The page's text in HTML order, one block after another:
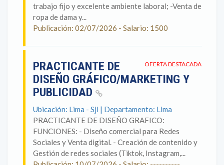
trabajo fijo y excelente ambiente laboral; -Venta de
ropa de dama y...
Publicación: 02/07/2026 - Salario: 1500
OFERTA DESTACADA
PRACTICANTE DE
DISEÑO GRÁFICO/MARKETING Y
PUBLICIDAD
Ubicación: Lima - Sjl | Departamento: Lima
PRACTICANTE DE DISEÑO GRAFICO:
FUNCIONES: - Diseño comercial para Redes
Sociales y Venta digital. - Creación de contenido y
Gestión de redes sociales (Tiktok, Instagram,...